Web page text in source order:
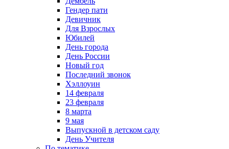
Гендер пати
Девичник
Для Взрослых
Юбилей
День города
День России
Новый год
Последний звонок
Хэллоуин
14 февраля
23 февраля
8 марта
9 мая
Выпускной в детском саду
День Учителя